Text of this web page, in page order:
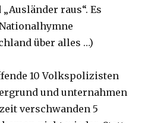
raus“. Es
über alles …)
10 Volkspolizisten
und unternahmen
verschwanden 5